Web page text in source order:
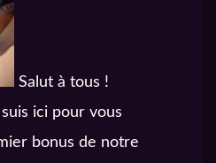
Salut à tous !
ici pour vous
bonus de notre